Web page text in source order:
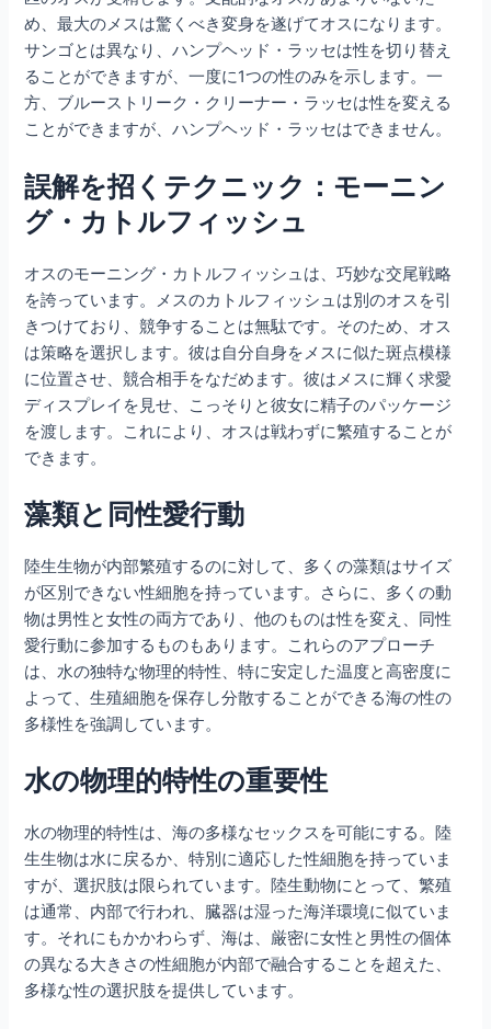
め、最大のメスは驚くべき変身を遂げてオスになります。
サンゴとは異なり、ハンプヘッド・ラッセは性を切り替え
ることができますが、一度に1つの性のみを示します。一
方、ブルーストリーク・クリーナー・ラッセは性を変える
ことができますが、ハンプヘッド・ラッセはできません。
誤解を招くテクニック：モーニン
グ・カトルフィッシュ
オスのモーニング・カトルフィッシュは、巧妙な交尾戦略
を誇っています。メスのカトルフィッシュは別のオスを引
きつけており、競争することは無駄です。そのため、オス
は策略を選択します。彼は自分自身をメスに似た斑点模様
に位置させ、競合相手をなだめます。彼はメスに輝く求愛
ディスプレイを見せ、こっそりと彼女に精子のパッケージ
を渡します。これにより、オスは戦わずに繁殖することが
できます。
藻類と同性愛行動
陸生生物が内部繁殖するのに対して、多くの藻類はサイズ
が区別できない性細胞を持っています。さらに、多くの動
物は男性と女性の両方であり、他のものは性を変え、同性
愛行動に参加するものもあります。これらのアプローチ
は、水の独特な物理的特性、特に安定した温度と高密度に
よって、生殖細胞を保存し分散することができる海の性の
多様性を強調しています。
水の物理的特性の重要性
水の物理的特性は、海の多様なセックスを可能にする。陸
生生物は水に戻るか、特別に適応した性細胞を持っていま
すが、選択肢は限られています。陸生動物にとって、繁殖
は通常、内部で行われ、臓器は湿った海洋環境に似ていま
す。それにもかかわらず、海は、厳密に女性と男性の個体
の異なる大きさの性細胞が内部で融合することを超えた、
多様な性の選択肢を提供しています。